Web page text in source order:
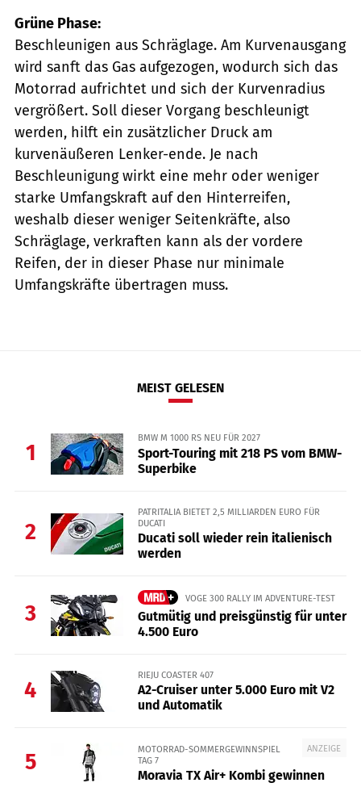
Grüne Phase:
Beschleunigen aus Schräglage. Am Kurvenausgang
wird sanft das Gas aufgezogen, wodurch sich das
Motorrad aufrichtet und sich der Kurvenradius
vergrößert. Soll dieser Vorgang beschleunigt
werden, hilft ein zusätzlicher Druck am
kurvenäußeren Lenker-ende. Je nach
Beschleunigung wirkt eine mehr oder weniger
starke Umfangskraft auf den Hinterreifen,
weshalb dieser weniger Seitenkräfte, also
Schräglage, verkraften kann als der vordere
Reifen, der in dieser Phase nur minimale
Umfangskräfte übertragen muss.
MEIST GELESEN
1
BMW M 1000 RS NEU FÜR 2027
Sport-Touring mit 218 PS vom BMW-
Superbike
2
PATRITALIA BIETET 2,5 MILLIARDEN EURO FÜR
DUCATI
Ducati soll wieder rein italienisch
werden
3
VOGE 300 RALLY IM ADVENTURE-TEST
Gutmütig und preisgünstig für unter
4.500 Euro
4
RIEJU COASTER 407
A2-Cruiser unter 5.000 Euro mit V2
und Automatik
5
ANZEIGE
MOTORRAD-SOMMERGEWINNSPIEL
TAG 7
Moravia TX Air+ Kombi gewinnen